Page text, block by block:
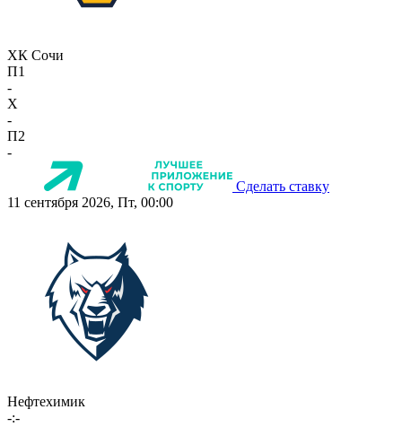
ХК Сочи
П1
-
X
-
П2
-
Сделать ставку
11 сентября 2026, Пт, 00:00
Нефтехимик
-:-